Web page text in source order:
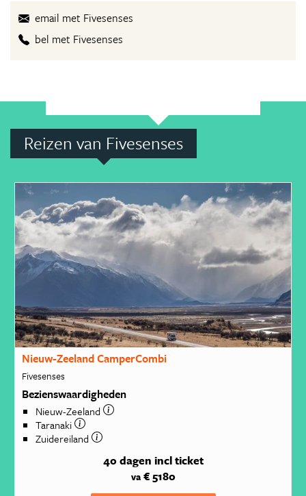
email met Fivesenses
bel met Fivesenses
Reizen van Fivesenses
Nieuw-Zeeland CamperCombi
Fivesenses
Bezienswaardigheden
Nieuw-Zeeland
Taranaki
Zuidereiland
40 dagen incl ticket
va€ 5180